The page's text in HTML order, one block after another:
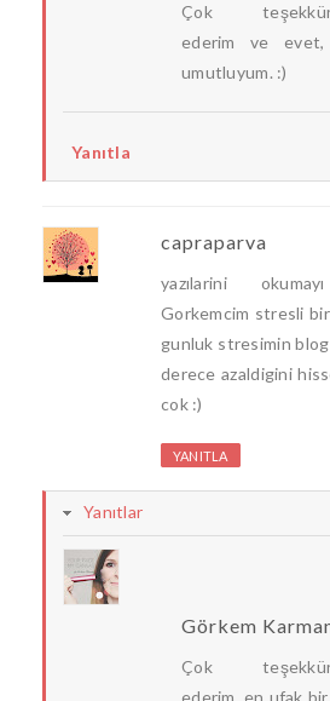
Çok
ederim ve evet,
umutluyum. :)
Yanıtla
capraparva
yazılarini
Gorkemcim stresli
gunluk stresimin
derece azaldigini
cok :)
YANITLA
Yanıtlar
Görkem
Çok
ederim, en ufak